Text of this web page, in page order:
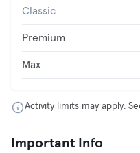
Classic
Premium
Max
Activity limits may apply.
Important Info